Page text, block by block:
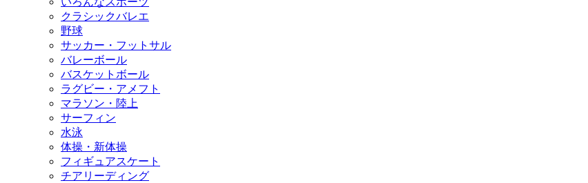
クラシックバレエ
野球
サッカー・フットサル
バレーボール
バスケットボール
ラグビー・アメフト
マラソン・陸上
サーフィン
水泳
体操・新体操
フィギュアスケート
チアリーディング